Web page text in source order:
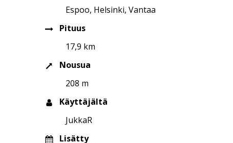
Espoo, Helsinki, Vantaa
Pituus
17,9 km
Nousua
208 m
Käyttäjältä
JukkaR
Lisätty